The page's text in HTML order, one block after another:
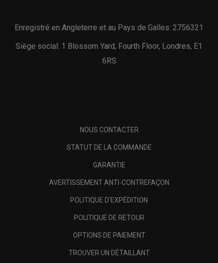
Enregistré en Angleterre et au Pays de Galles: 2756321
Siège social: 1 Blossom Yard, Fourth Floor, Londres, E1
6RS
NOUS CONTACTER
STATUT DE LA COMMANDE
GARANTIE
AVERTISSEMENT ANTI-CONTREFAÇON
POLITIQUE D'EXPÉDITION
POLITIQUE DE RETOUR
OPTIONS DE PAIEMENT
TROUVER UN DÉTAILLANT